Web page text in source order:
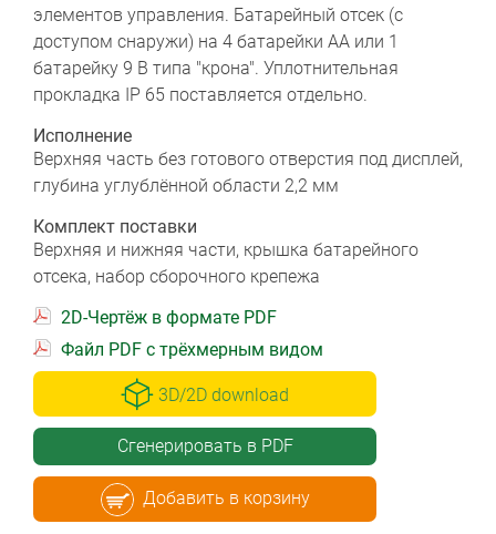
элементов управления. Батарейный отсек (с
доступом снаружи) на 4 батарейки АА или 1
батарейку 9 В типа "крона". Уплотнительная
прокладка IP 65 поставляется отдельно.
Исполнение
Верхняя часть без готового отверстия под дисплей,
глубина углублённой области 2,2 мм
Комплект поставки
Верхняя и нижняя части, крышка батарейного
отсека, набор сборочного крепежа
2D-Чертёж в формате PDF
Файл PDF с трёхмерным видом
3D/2D download
Сгенерировать в PDF
Добавить в корзину